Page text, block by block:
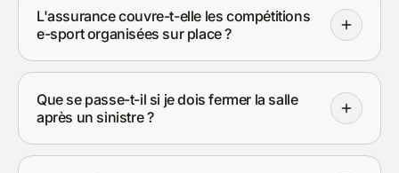
L'assurance couvre-t-elle les compétitions
e-sport organisées sur place ?
Que se passe-t-il si je dois fermer la salle
après un sinistre ?